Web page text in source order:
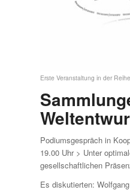
Erste Veranstaltung in der
Podiumsgespräch in
19.00 Uhr > Unter
gesellschaftlichen
Es diskutierten: